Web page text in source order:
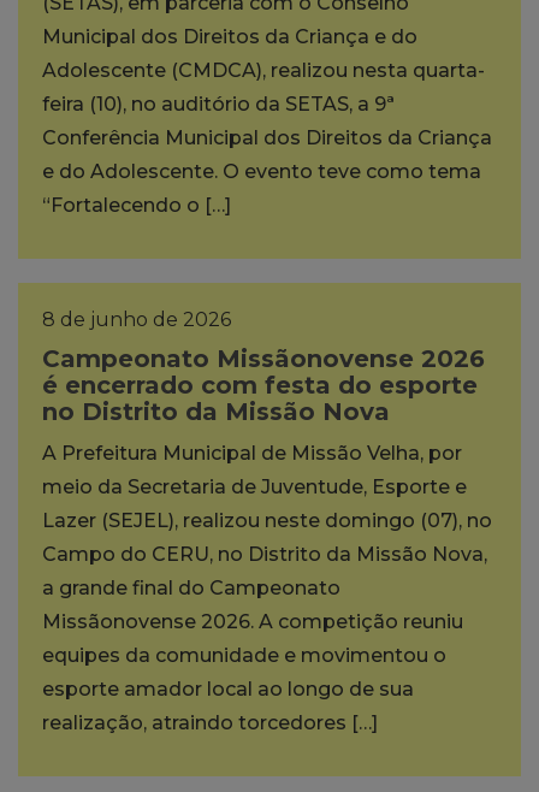
Municipal dos Direitos da Criança e do
Adolescente (CMDCA), realizou nesta quarta-
feira (10), no auditório da SETAS, a 9ª
Conferência Municipal dos Direitos da Criança
e do Adolescente. O evento teve como tema
“Fortalecendo o […]
8 de junho de 2026
Campeonato Missãonovense 2026
é encerrado com festa do esporte
no Distrito da Missão Nova
A Prefeitura Municipal de Missão Velha, por
meio da Secretaria de Juventude, Esporte e
Lazer (SEJEL), realizou neste domingo (07), no
Campo do CERU, no Distrito da Missão Nova,
a grande final do Campeonato
Missãonovense 2026. A competição reuniu
equipes da comunidade e movimentou o
esporte amador local ao longo de sua
realização, atraindo torcedores […]